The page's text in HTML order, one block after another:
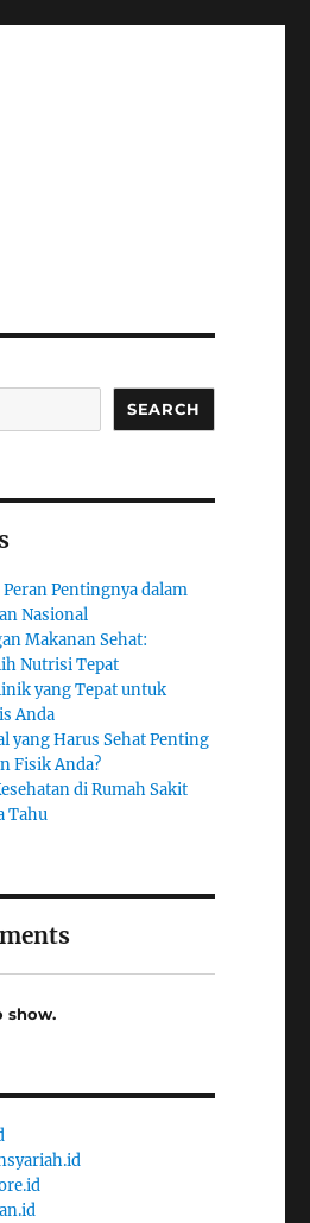
SEARCH
Pentingnya dalam
Nasional
Makanan Sehat:
Nutrisi Tepat
yang Tepat untuk
Anda
yang Harus Sehat Penting
Fisik Anda?
di Rumah Sakit
Tahu
show.